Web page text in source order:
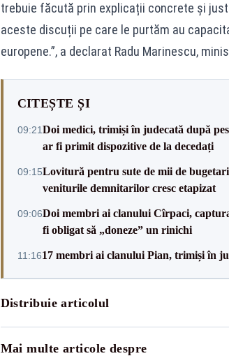
trebuie făcută prin explicații concrete și
aceste discuții pe care le purtăm au
europene.”, a declarat Radu Marinescu,
CITEȘTE ȘI
09:21Doi medici, trimiși în judecată după
ar fi primit dispozitive de la decedați
09:15Lovitură pentru sute de mii de
veniturile demnitarilor cresc etapizat
09:06Doi membri ai clanului Cîrpaci,
fi obligat să „doneze” un rinichi
11:1617 membri ai clanului Pian, trimiși în
Distribuie articolul
Mai multe articole despre